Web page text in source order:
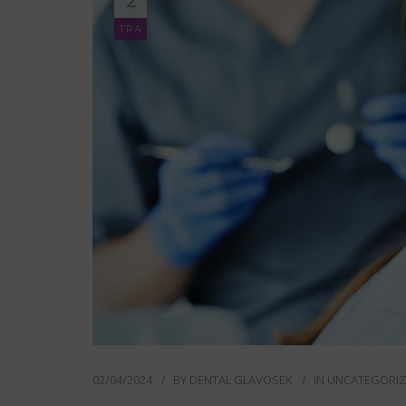
TRA
02/04/2024 BY DENTAL GLAVOSEK IN